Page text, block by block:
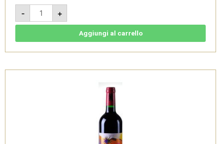
-
Campo
Camagi
2023
Rosso
-
+
Aggiungi al carrello